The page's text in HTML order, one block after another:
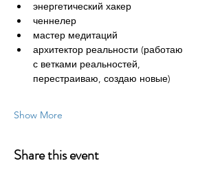
энергетический хакер
ченнелер
мастер медитаций
архитектор реальности (работаю
с ветками реальностей,
перестраиваю, создаю новые)
Show More
Share this event